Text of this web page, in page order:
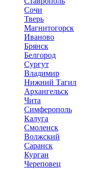
Сочи
Тверь
Магнитогорск
Иваново
Брянск
Белгород
Сургут
Владимир
Нижний Тагил
Архангельск
Чита
Симферополь
Калуга
Смоленск
Волжский
Саранск
Курган
Череповец